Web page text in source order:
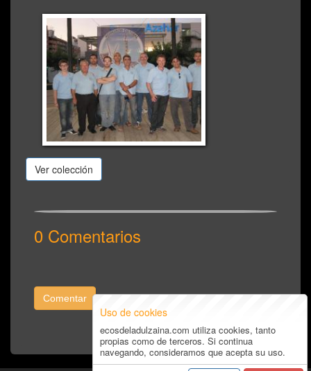
Ver colección
0 Comentarios
Comentar
Uso de cookies
ecosdeladulzaina.com utiliza cookies, tanto
propias como de terceros. Si continua
navegando, consideramos que acepta su uso.